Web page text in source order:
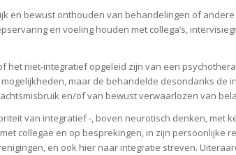
en bewust onthouden van behandelingen of
en voeling houden met collega’s,
niet-integratief opgeleid zijn van een
maar de behandelde desondanks
en/of van bewust verwaarlozen van
van integratief -, boven neurotisch denken,
collegae en op besprekingen, in zijn
en ook hier naar integratie streven.